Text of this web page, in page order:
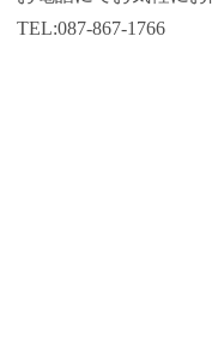
TEL:087-867-1766